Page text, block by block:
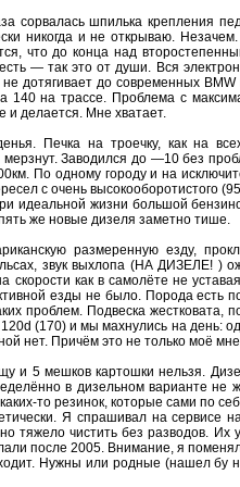
сорвалась шпилька крепления
никогда и не открываю.
что до конца над
— так это от души. Вся
дотягивает до современных
140 на трассе. Проблема с
и делается. Мне хватает.
Печка на троечку, как на
мерзнут. Заводился до —10 без
По одному городу и на
с очень высокооборотистого
идеальной жизни большой
же новые дизеля заметно тише.
размеренную езду,
звук выхлопа (НА ДИЗЕЛЕ! )
скорости как в самолёте не
езды не было. Порода есть
проблем. Подвеска жестковата,
(170) и мы махнулись на день:
нет. Причём это не только моё
и 5 мешков картошки нельзя.
в дизельном варианте не
то резинок, которые сами по
Я спрашивал на сервисе
тяжело чистить без разводов. Их
после 2005. Внимание, я
Нужны или родные (нашел бу